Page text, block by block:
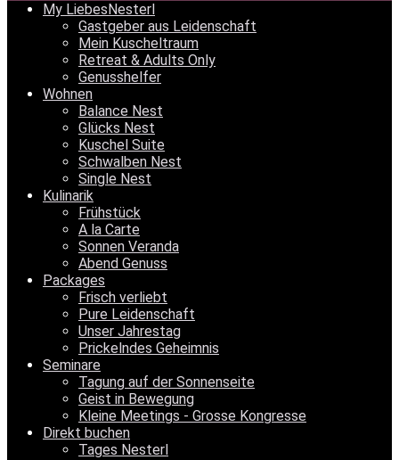
My LiebesNesterl
Gastgeber aus Leidenschaft
Mein Kuscheltraum
Retreat & Adults Only
Genusshelfer
Wohnen
Balance Nest
Glücks Nest
Kuschel Suite
Schwalben Nest
Single Nest
Kulinarik
Frühstück
A la Carte
Sonnen Veranda
Abend Genuss
Packages
Frisch verliebt
Pure Leidenschaft
Unser Jahrestag
Prickelndes Geheimnis
Seminare
Tagung auf der Sonnenseite
Geist in Bewegung
Kleine Meetings - Grosse Kongresse
Direkt buchen
Tages Nesterl